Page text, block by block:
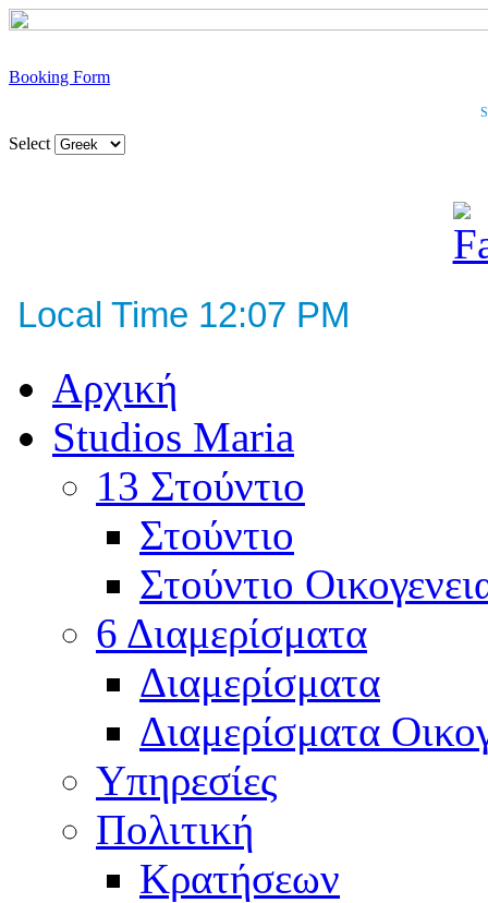
Booking Form
Select
Local Time 12:07 PM
Αρχική
Studios Maria
13 Στούντιο
Στούντιο
Στούντιο
6 Διαμερίσματα
Διαμερίσματα
Διαμερίσματα
Υπηρεσίες
Πολιτική
Κρατήσεων